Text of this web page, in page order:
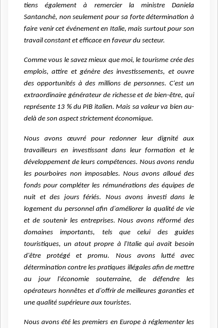
tiens également à remercier la ministre Daniela
Santanchè, non seulement pour sa forte détermination à
faire venir cet événement en Italie, mais surtout pour son
travail constant et efficace en faveur du secteur.
Comme vous le savez mieux que moi, le tourisme crée des
emplois, attire et génère des investissements, et ouvre
des opportunités à des millions de personnes. C'est un
extraordinaire générateur de richesse et de bien-être, qui
représente 13 % du PIB italien. Mais sa valeur va bien au-
delà de son aspect strictement économique.
Nous avons œuvré pour redonner leur dignité aux
travailleurs en investissant dans leur formation et le
développement de leurs compétences. Nous avons rendu
les pourboires non imposables. Nous avons alloué des
fonds pour compléter les rémunérations des équipes de
nuit et des jours fériés. Nous avons investi dans le
logement du personnel afin d'améliorer la qualité de vie
et de soutenir les entreprises. Nous avons réformé des
domaines importants, tels que celui des guides
touristiques, un atout propre à l'Italie qui avait besoin
d'être protégé et promu. Nous avons lutté avec
détermination contre les pratiques illégales afin de mettre
au jour l'économie souterraine, de défendre les
opérateurs honnêtes et d'offrir de meilleures garanties et
une qualité supérieure aux touristes.
Nous avons été les premiers en Europe à réglementer les